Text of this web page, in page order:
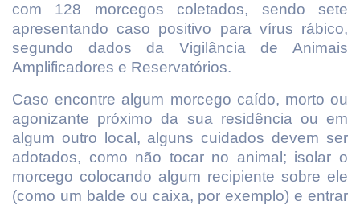
com 128 morcegos coletados, sendo sete
apresentando caso positivo para vírus rábico,
segundo dados da Vigilância de Animais
Amplificadores e Reservatórios.
Caso encontre algum morcego caído, morto ou
agonizante próximo da sua residência ou em
algum outro local, alguns cuidados devem ser
adotados, como não tocar no animal; isolar o
morcego colocando algum recipiente sobre ele
(como um balde ou caixa, por exemplo) e entrar